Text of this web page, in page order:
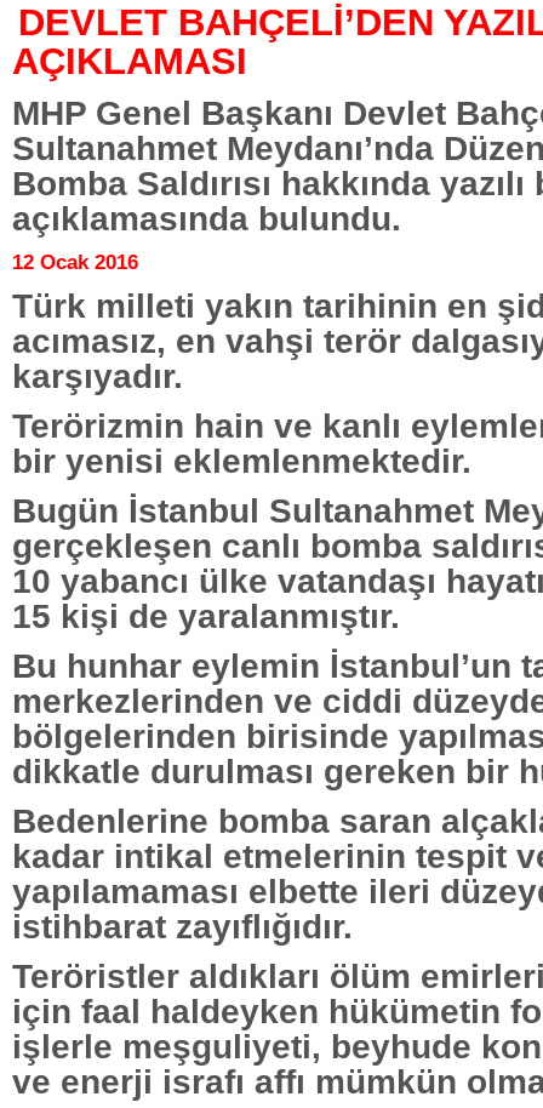
DEVLET BAHÇELİ’DEN
AÇIKLAMASI
MHP Genel Başkanı Devlet
Sultanahmet Meydanı’nda
Bomba Saldırısı hakkında yazılı
açıklamasında bulundu.
12 Ocak 2016
Türk milleti yakın tarihinin en
acımasız, en vahşi terör
karşıyadır.
Terörizmin hain ve kanlı
bir yenisi eklemlenmektedir.
Bugün İstanbul Sultanahmet
gerçekleşen canlı bomba
10 yabancı ülke vatandaşı
15 kişi de yaralanmıştır.
Bu hunhar eylemin İstanbul’un
merkezlerinden ve ciddi
bölgelerinden birisinde
dikkatle durulması gereken bir
Bedenlerine bomba saran
kadar intikal etmelerinin tespit
yapılamaması elbette ileri
istihbarat zayıflığıdır.
Teröristler aldıkları ölüm
için faal haldeyken hükümetin
işlerle meşguliyeti, beyhude
ve enerji israfı affı mümkün